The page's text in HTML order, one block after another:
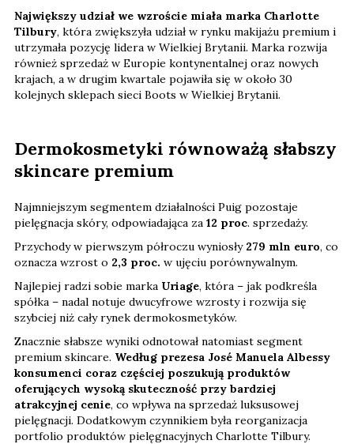
Największy udział we wzroście miała marka Charlotte
Tilbury, która zwiększyła udział w rynku makijażu premium i
utrzymała pozycję lidera w Wielkiej Brytanii. Marka rozwija
również sprzedaż w Europie kontynentalnej oraz nowych
krajach, a w drugim kwartale pojawiła się w około 30
kolejnych sklepach sieci Boots w Wielkiej Brytanii.
Dermokosmetyki równoważą słabszy
skincare premium
Najmniejszym segmentem działalności Puig pozostaje
pielęgnacja skóry, odpowiadająca za 12 proc. sprzedaży.
Przychody w pierwszym półroczu wyniosły 279 mln euro, co
oznacza wzrost o 2,3 proc. w ujęciu porównywalnym.
Najlepiej radzi sobie marka Uriage, która – jak podkreśla
spółka – nadal notuje dwucyfrowe wzrosty i rozwija się
szybciej niż cały rynek dermokosmetyków.
Znacznie słabsze wyniki odnotował natomiast segment
premium skincare. Według prezesa José Manuela Albessy
konsumenci coraz częściej poszukują produktów
oferujących wysoką skuteczność przy bardziej
atrakcyjnej cenie, co wpływa na sprzedaż luksusowej
pielęgnacji. Dodatkowym czynnikiem była reorganizacja
portfolio produktów pielęgnacyjnych Charlotte Tilbury.